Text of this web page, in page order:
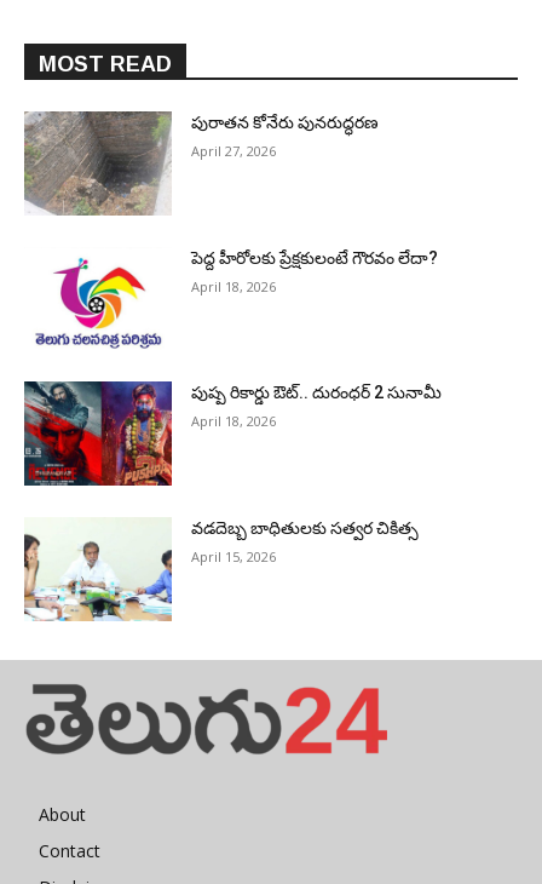
MOST READ
పురాత‌న కోనేరు పున‌రుద్ధ‌ర‌ణ
April 27, 2026
పెద్ద హీరోల‌కు ప్రేక్ష‌కులంటే గౌర‌వం లేదా?
April 18, 2026
పుష్ప రికార్డు ఔట్‌.. దురంధ‌ర్ 2 సునామీ
April 18, 2026
వడదెబ్బ బాధితులకు సత్వర చికిత్స
April 15, 2026
About
Contact